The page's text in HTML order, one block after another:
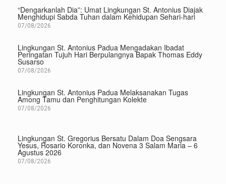
“Dengarkanlah Dia”: Umat Lingkungan St. Antonius Diajak
Menghidupi Sabda Tuhan dalam Kehidupan Sehari-hari
07/08/2026
Lingkungan St. Antonius Padua Mengadakan Ibadat
Peringatan Tujuh Hari Berpulangnya Bapak Thomas Eddy
Susarso
07/08/2026
Lingkungan St. Antonius Padua Melaksanakan Tugas
Among Tamu dan Penghitungan Kolekte
07/08/2026
Lingkungan St. Gregorius Bersatu Dalam Doa Sengsara
Yesus, Rosario Koronka, dan Novena 3 Salam Maria – 6
Agustus 2026
07/08/2026